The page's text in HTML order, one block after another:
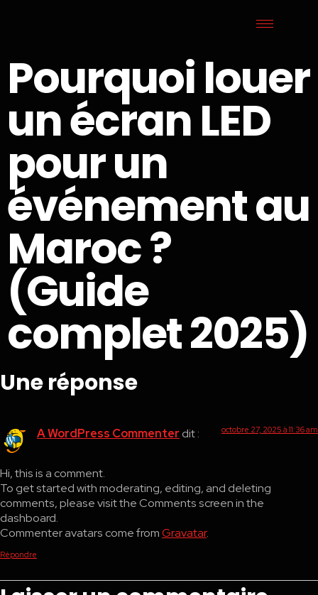
Pourquoi louer
un écran LED
pour un
événement au
Maroc ?
(Guide
complet 2025)
Une réponse
A WordPress Commenter dit : octobre 27, 2025 à 11:36 am
Hi, this is a comment.
To get started with moderating, editing, and deleting
comments, please visit the Comments screen in the
dashboard.
Commenter avatars come fromGravatar.
Répondre